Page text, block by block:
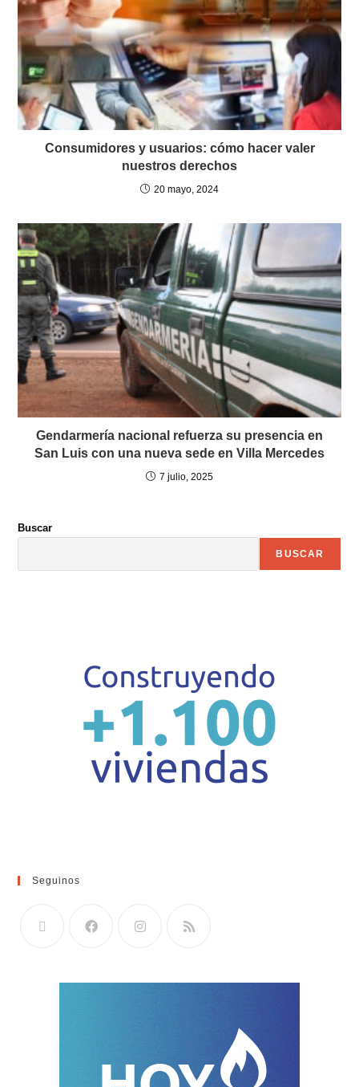
Consumidores y usuarios: cómo hacer valer
nuestros derechos
20 mayo, 2024
Gendarmería nacional refuerza su presencia en
San Luis con una nueva sede en Villa Mercedes
7 julio, 2025
Buscar
BUSCAR
Seguinos